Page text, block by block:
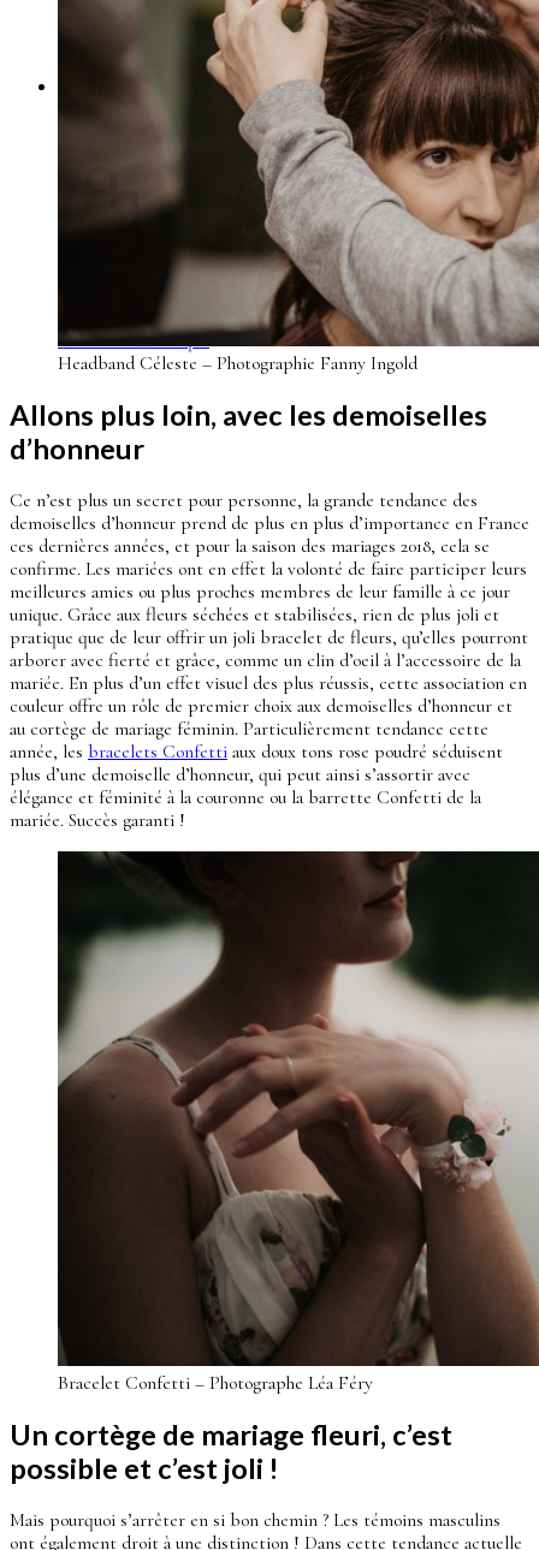
Votre panier est vide.
Retour à la boutique
Headband Céleste – Photographie Fanny Ingold
Allons plus loin, avec les demoiselles
d’honneur
Ce n’est plus un secret pour personne, la grande tendance des
demoiselles d’honneur prend de plus en plus d’importance en France
ces dernières années, et pour la saison des mariages 2018, cela se
confirme. Les mariées ont en effet la volonté de faire participer leurs
meilleures amies ou plus proches membres de leur famille à ce jour
unique. Grâce aux fleurs séchées et stabilisées, rien de plus joli et
pratique que de leur offrir un joli bracelet de fleurs, qu’elles pourront
arborer avec fierté et grâce, comme un clin d’oeil à l’accessoire de la
mariée. En plus d’un effet visuel des plus réussis, cette association en
couleur offre un rôle de premier choix aux demoiselles d’honneur et
au cortège de mariage féminin. Particulièrement tendance cette
année, les bracelets Confetti aux doux tons rose poudré séduisent
plus d’une demoiselle d’honneur, qui peut ainsi s’assortir avec
élégance et féminité à la couronne ou la barrette Confetti de la
mariée. Succès garanti !
Bracelet Confetti – Photographe Léa Féry
Un cortège de mariage fleuri, c’est
possible et c’est joli !
Mais pourquoi s’arrêter en si bon chemin ? Les témoins masculins
ont également droit à une distinction ! Dans cette tendance actuelle